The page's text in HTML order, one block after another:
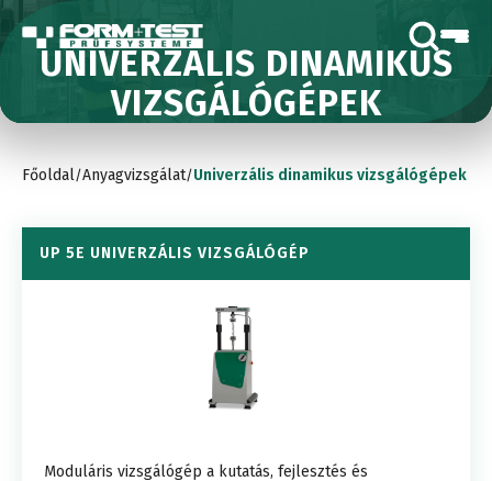
UNIVERZÁLIS DINAMIKUS
VIZSGÁLÓGÉPEK
Főoldal/Anyagvizsgálat/Univerzális dinamikus vizsgálógépek
UP 5E UNIVERZÁLIS VIZSGÁLÓGÉP
Moduláris vizsgálógép a kutatás, fejlesztés és